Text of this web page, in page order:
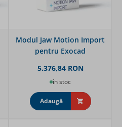
Modul Jaw Motion Import
pentru Exocad
5.376,84 RON
în stoc
Adaugă